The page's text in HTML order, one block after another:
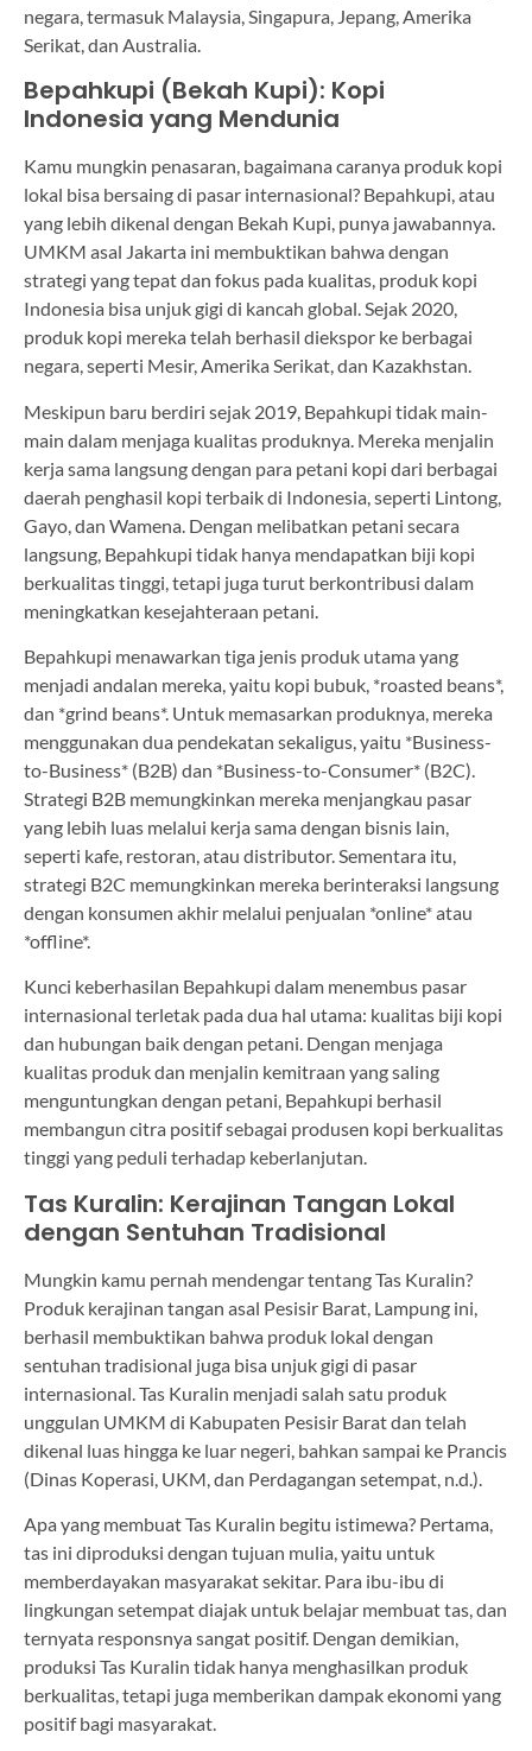
negara, termasuk Malaysia, Singapura, Jepang, Amerika
Serikat, dan Australia.
Bepahkupi (Bekah Kupi): Kopi
Indonesia yang Mendunia
Kamu mungkin penasaran, bagaimana caranya produk kopi
lokal bisa bersaing di pasar internasional? Bepahkupi, atau
yang lebih dikenal dengan Bekah Kupi, punya jawabannya.
UMKM asal Jakarta ini membuktikan bahwa dengan
strategi yang tepat dan fokus pada kualitas, produk kopi
Indonesia bisa unjuk gigi di kancah global. Sejak 2020,
produk kopi mereka telah berhasil diekspor ke berbagai
negara, seperti Mesir, Amerika Serikat, dan Kazakhstan.
Meskipun baru berdiri sejak 2019, Bepahkupi tidak main-
main dalam menjaga kualitas produknya. Mereka menjalin
kerja sama langsung dengan para petani kopi dari berbagai
daerah penghasil kopi terbaik di Indonesia, seperti Lintong,
Gayo, dan Wamena. Dengan melibatkan petani secara
langsung, Bepahkupi tidak hanya mendapatkan biji kopi
berkualitas tinggi, tetapi juga turut berkontribusi dalam
meningkatkan kesejahteraan petani.
Bepahkupi menawarkan tiga jenis produk utama yang
menjadi andalan mereka, yaitu kopi bubuk, *roasted beans*,
dan *grind beans*. Untuk memasarkan produknya, mereka
menggunakan dua pendekatan sekaligus, yaitu *Business-
to-Business* (B2B) dan *Business-to-Consumer* (B2C).
Strategi B2B memungkinkan mereka menjangkau pasar
yang lebih luas melalui kerja sama dengan bisnis lain,
seperti kafe, restoran, atau distributor. Sementara itu,
strategi B2C memungkinkan mereka berinteraksi langsung
dengan konsumen akhir melalui penjualan *online* atau
*offline*.
Kunci keberhasilan Bepahkupi dalam menembus pasar
internasional terletak pada dua hal utama: kualitas biji kopi
dan hubungan baik dengan petani. Dengan menjaga
kualitas produk dan menjalin kemitraan yang saling
menguntungkan dengan petani, Bepahkupi berhasil
membangun citra positif sebagai produsen kopi berkualitas
tinggi yang peduli terhadap keberlanjutan.
Tas Kuralin: Kerajinan Tangan Lokal
dengan Sentuhan Tradisional
Mungkin kamu pernah mendengar tentang Tas Kuralin?
Produk kerajinan tangan asal Pesisir Barat, Lampung ini,
berhasil membuktikan bahwa produk lokal dengan
sentuhan tradisional juga bisa unjuk gigi di pasar
internasional. Tas Kuralin menjadi salah satu produk
unggulan UMKM di Kabupaten Pesisir Barat dan telah
dikenal luas hingga ke luar negeri, bahkan sampai ke Prancis
(Dinas Koperasi, UKM, dan Perdagangan setempat, n.d.).
Apa yang membuat Tas Kuralin begitu istimewa? Pertama,
tas ini diproduksi dengan tujuan mulia, yaitu untuk
memberdayakan masyarakat sekitar. Para ibu-ibu di
lingkungan setempat diajak untuk belajar membuat tas, dan
ternyata responsnya sangat positif. Dengan demikian,
produksi Tas Kuralin tidak hanya menghasilkan produk
berkualitas, tetapi juga memberikan dampak ekonomi yang
positif bagi masyarakat.